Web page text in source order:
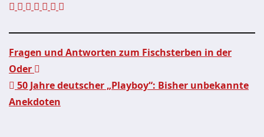
Beitragsnavigation
Fragen und Antworten zum Fischsterben in der
Oder
50 Jahre deutscher „Playboy“: Bisher unbekannte
Anekdoten